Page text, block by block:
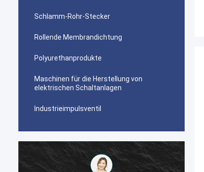
Schlamm-Rohr-Stecker
Rollende Membrandichtung
Polyurethanprodukte
Maschinen für die Herstellung von
elektrischen Schaltanlagen
Industrieimpulsventil